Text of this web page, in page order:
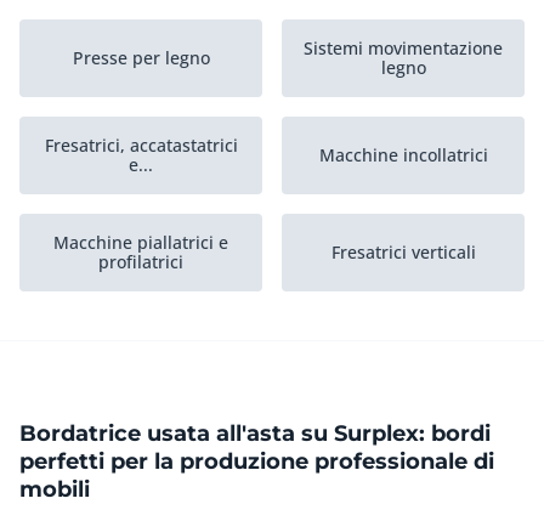
Presse per legno
Sistemi movimentazione
legno
Fresatrici, accatastatrici
e...
Macchine incollatrici
Macchine piallatrici e
profilatrici
Fresatrici verticali
Perforatrici e
tassellatrici
Giuntatrici
Bordatrice usata all'asta su Surplex: bordi
perfetti per la produzione professionale di
mobili